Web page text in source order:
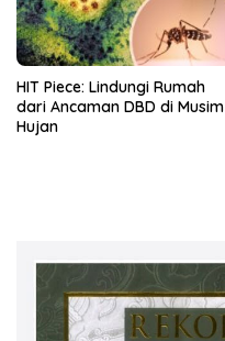
HIT Piece: Lindungi Rumah
dari Ancaman DBD di Musim
Hujan